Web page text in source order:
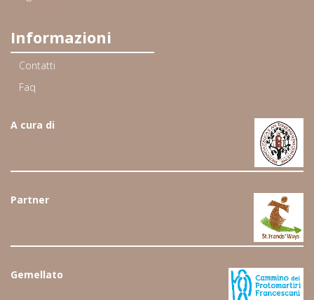
Informazioni
Contatti
Faq
A cura di
Partner
Gemellato